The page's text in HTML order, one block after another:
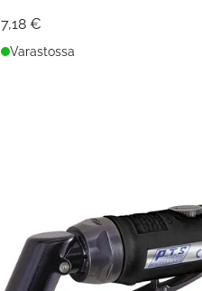
7,18 €
Varastossa